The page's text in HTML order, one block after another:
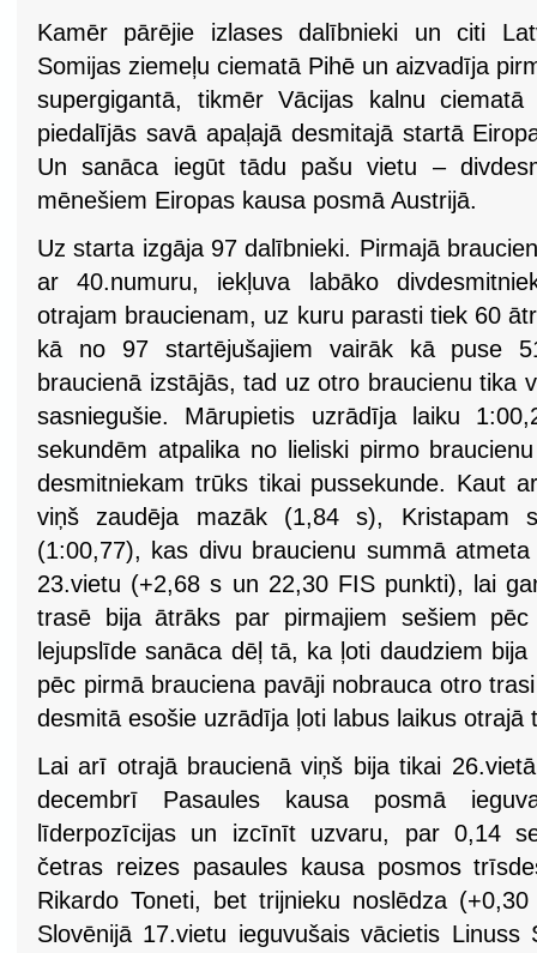
Kamēr pārējie izlases dalībnieki un citi
Somijas ziemeļu ciematā Pihē un aizvadīja
supergigantā, tikmēr Vācijas kalnu
piedalījās savā apaļajā desmitajā startā
Un sanāca iegūt tādu pašu vietu –
mēnešiem Eiropas kausa posmā Austrijā.
Uz starta izgāja 97 dalībnieki. Pirmajā
ar 40.numuru, iekļuva labāko
otrajam braucienam, uz kuru parasti tiek 60
kā no 97 startējušajiem vairāk kā puse
braucienā izstājās, tad uz otro braucienu tika
sasniegušie. Mārupietis uzrādīja laiku
sekundēm atpalika no lieliski pirmo
desmitniekam trūks tikai pussekunde. Kaut
viņš zaudēja mazāk (1,84 s), Kristapam
(1:00,77), kas divu braucienu summā
23.vietu (+2,68 s un 22,30 FIS punkti), lai
trasē bija ātrāks par pirmajiem sešiem
lejupslīde sanāca dēļ tā, ka ļoti daudziem
pēc pirmā brauciena pavāji nobrauca otro
desmitā esošie uzrādīja ļoti labus laikus otrajā
Lai arī otrajā braucienā viņš bija tikai
decembrī Pasaules kausa posmā
līderpozīcijas un izcīnīt uzvaru, par 0,14
četras reizes pasaules kausa posmos
Rikardo Toneti, bet trijnieku noslēdza
Slovēnijā 17.vietu ieguvušais vācietis Linuss